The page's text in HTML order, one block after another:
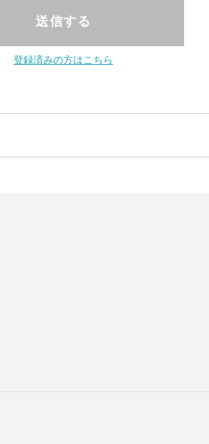
送信する
登録済みの方はこちら